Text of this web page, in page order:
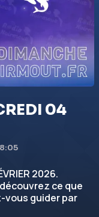
04
2026.
ce que
vous guider par